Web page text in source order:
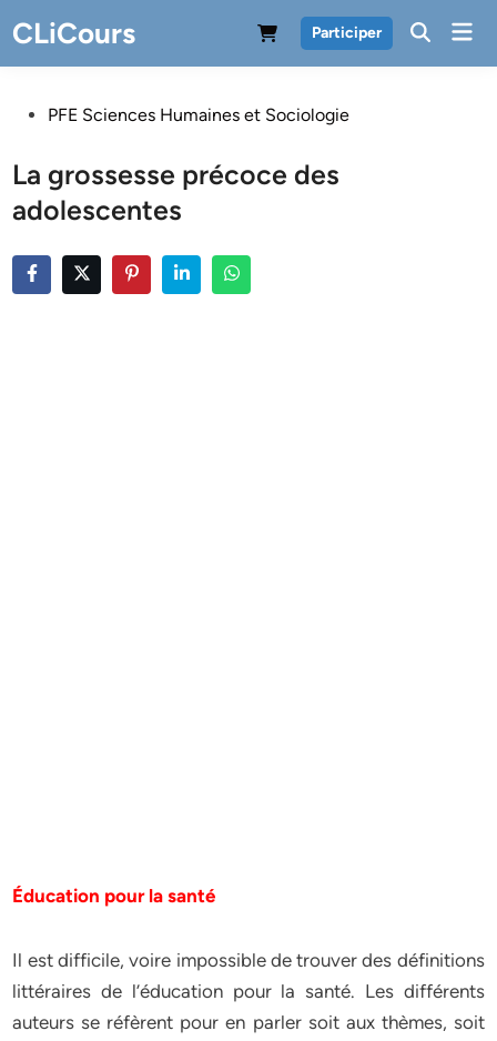
to
content
CLiCours Participer
PostedPFE Sciences Humaines et Sociologie
La grossesse précoce des
adolescentes
Éducation pour la santé
Il est difficile, voire impossible de trouver des définitions
littéraires de l’éducation pour la santé. Les différents
auteurs se réfèrent pour en parler soit aux thèmes, soit